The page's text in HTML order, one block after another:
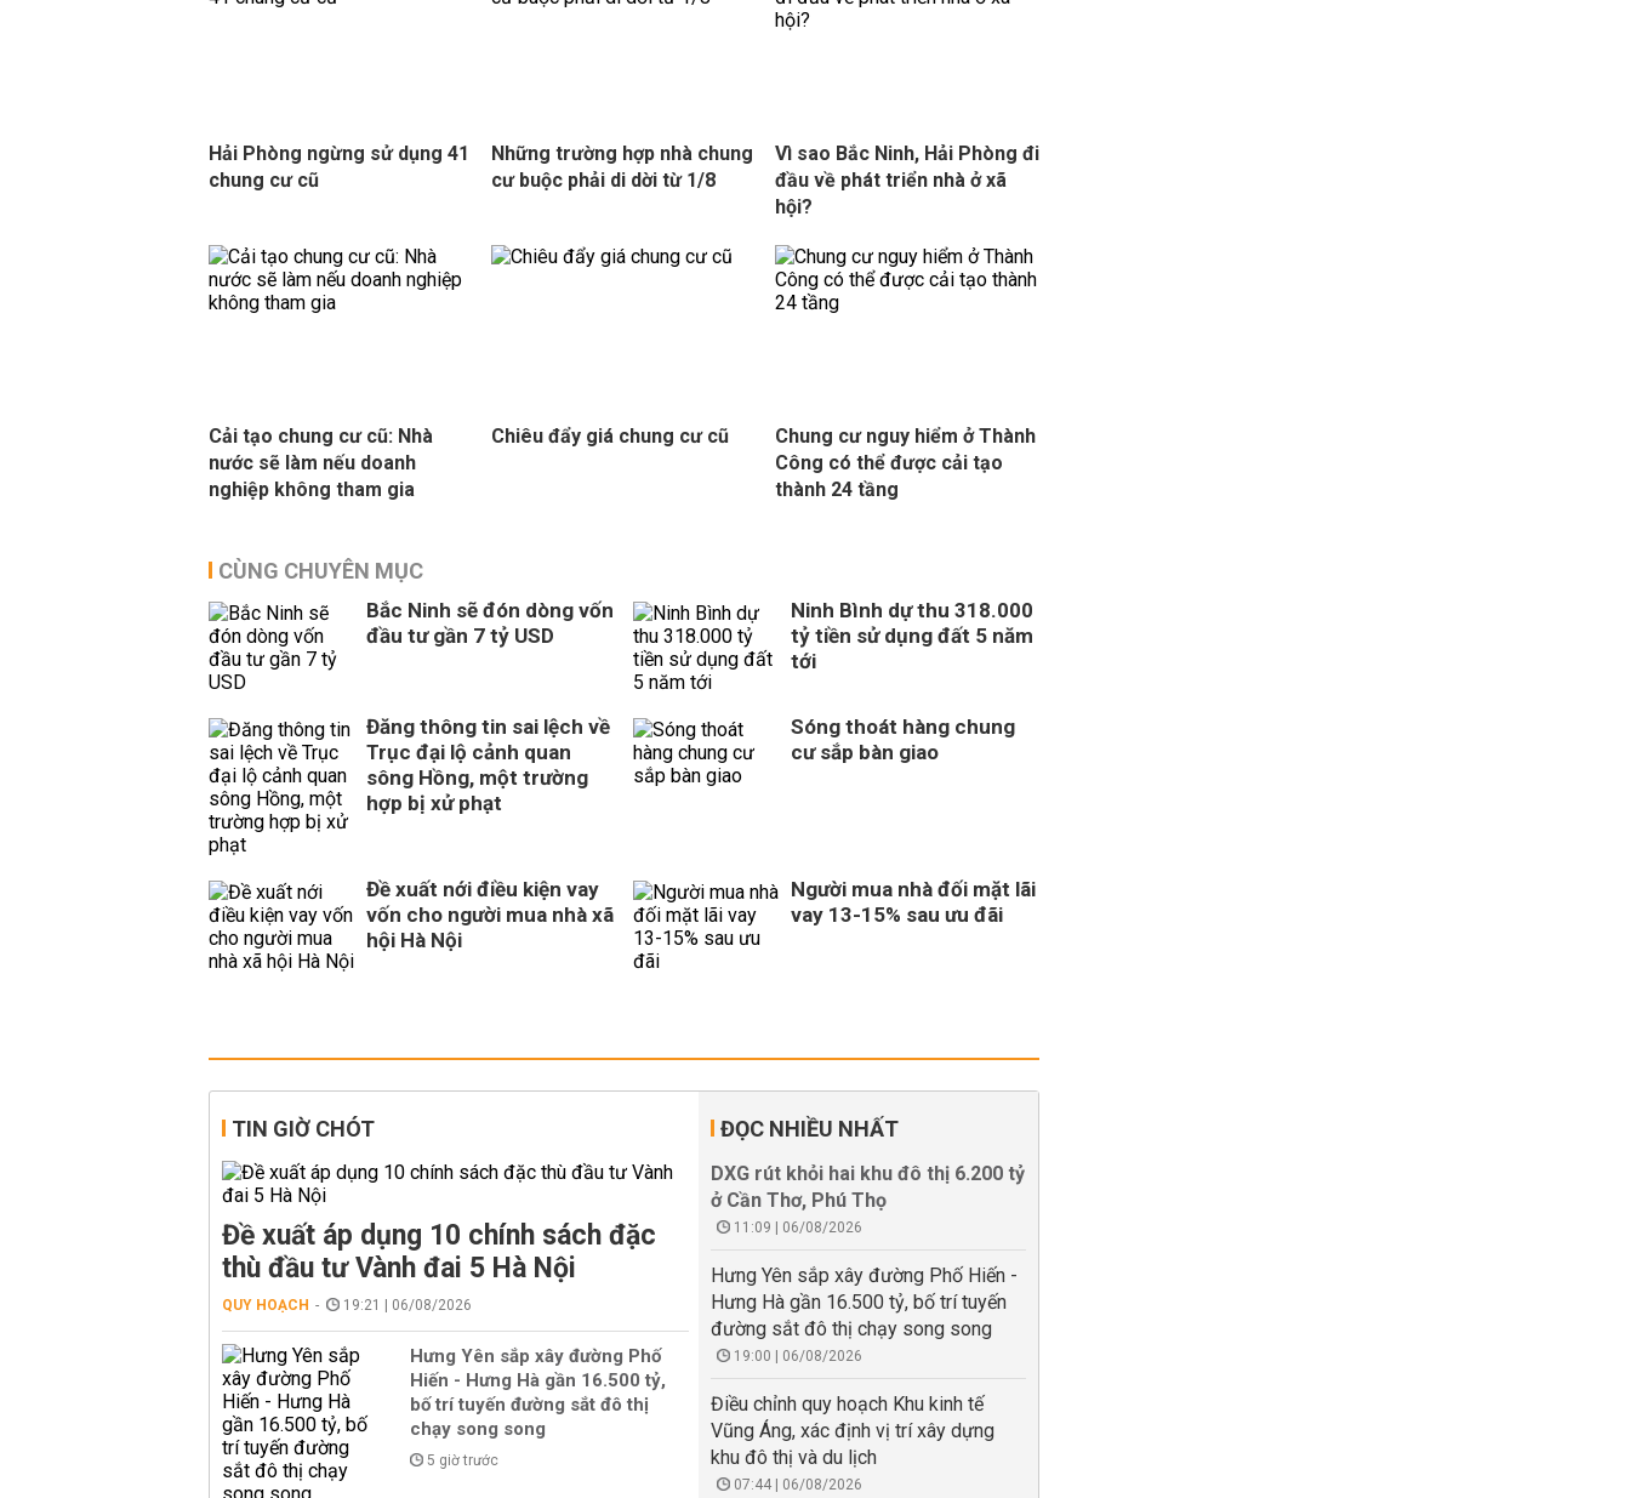
Hải Phòng ngừng sử dụng 41
chung cư cũ
Những trường hợp nhà chung
cư buộc phải di dời từ 1/8
Vì sao Bắc Ninh, Hải Phòng đi
đầu về phát triển nhà ở xã
hội?
Cải tạo chung cư cũ: Nhà
nước sẽ làm nếu doanh
nghiệp không tham gia
Chiêu đẩy giá chung cư cũ
Chung cư nguy hiểm ở Thành
Công có thể được cải tạo
thành 24 tầng
CÙNG CHUYÊN MỤC
Bắc Ninh sẽ đón dòng vốn
đầu tư gần 7 tỷ USD
Ninh Bình dự thu 318.000
tỷ tiền sử dụng đất 5 năm
tới
Đăng thông tin sai lệch về
Trục đại lộ cảnh quan
sông Hồng, một trường
hợp bị xử phạt
Sóng thoát hàng chung
cư sắp bàn giao
Đề xuất nới điều kiện vay
vốn cho người mua nhà xã
hội Hà Nội
Người mua nhà đối mặt lãi
vay 13-15% sau ưu đãi
TIN GIỜ CHÓT
Đề xuất áp dụng 10 chính sách đặc
thù đầu tư Vành đai 5 Hà Nội
QUY HOẠCH 19:21 | 06/08/2026
Hưng Yên sắp xây đường Phố
Hiến - Hưng Hà gần 16.500 tỷ,
bố trí tuyến đường sắt đô thị
chạy song song
5 giờ trước
ĐỌC NHIỀU NHẤT
DXG rút khỏi hai khu đô thị 6.200 tỷ
ở Cần Thơ, Phú Thọ
11:09 | 06/08/2026
Hưng Yên sắp xây đường Phố Hiến -
Hưng Hà gần 16.500 tỷ, bố trí tuyến
đường sắt đô thị chạy song song
19:00 | 06/08/2026
Điều chỉnh quy hoạch Khu kinh tế
Vũng Áng, xác định vị trí xây dựng
khu đô thị và du lịch
07:44 | 06/08/2026